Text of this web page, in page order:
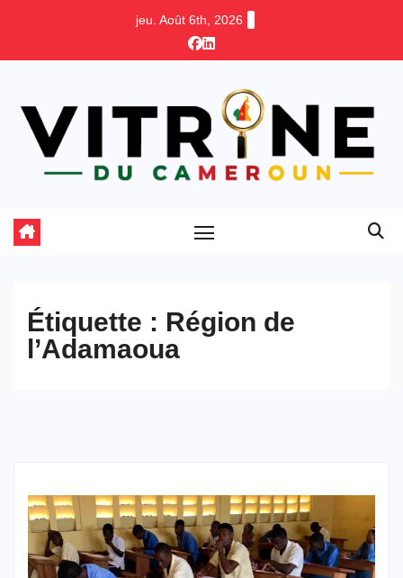
jeu. Août 6th, 2026
Étiquette : Région de
l’Adamaoua